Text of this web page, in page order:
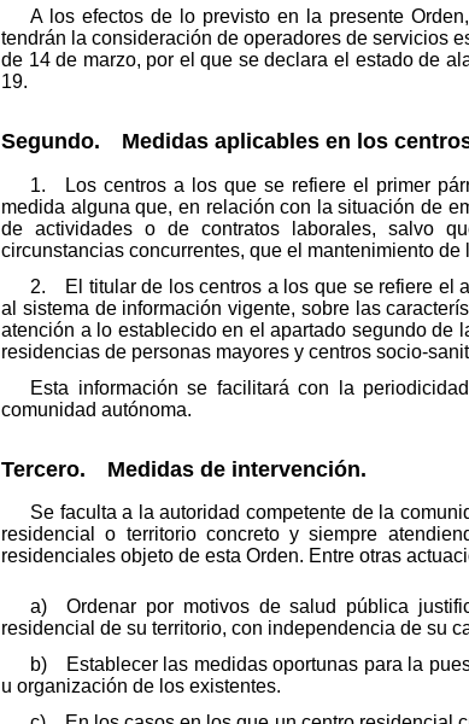
A los efectos de lo previsto en la presente
tendrán la consideración de operadores de servicios
de 14 de marzo, por el que se declara el estado de
19.
Segundo. Medidas aplicables en los
1. Los centros a los que se refiere el primer
medida alguna que, en relación con la situación de
de actividades o de contratos laborales, salvo
circunstancias concurrentes, que el mantenimiento
2. El titular de los centros a los que se refiere el
al sistema de información vigente, sobre las
atención a lo establecido en el apartado segundo de
residencias de personas mayores y centros socio-
Esta información se facilitará con la
comunidad autónoma.
Tercero. Medidas de intervención.
Se faculta a la autoridad competente de la
residencial o territorio concreto y siempre
residenciales objeto de esta Orden. Entre otras
a) Ordenar por motivos de salud pública
residencial de su territorio, con independencia de su
b) Establecer las medidas oportunas para la
u organización de los existentes.